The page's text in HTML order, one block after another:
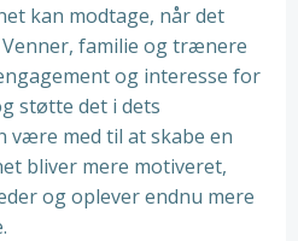
kan modtage, når det
familie og trænere
og interesse for
støtte det i dets
være med til at skabe en
bliver mere motiveret,
og oplever endnu mere